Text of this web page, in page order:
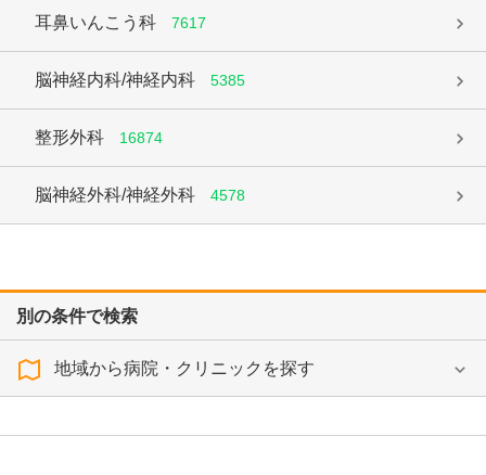
耳鼻いんこう科 7617
脳神経内科/神経内科 5385
整形外科 16874
脳神経外科/神経外科 4578
別の条件で検索
地域から病院・クリニックを探す